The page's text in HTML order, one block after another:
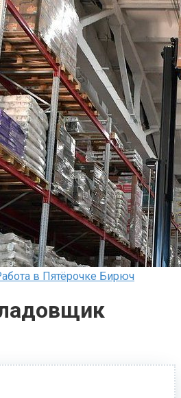
в Пятёрочке Бирюч